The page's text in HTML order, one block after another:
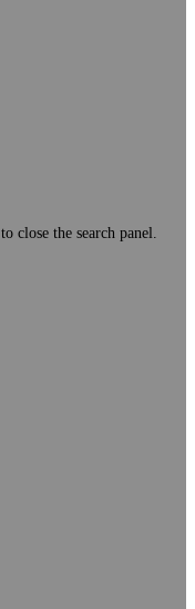
close the search panel.